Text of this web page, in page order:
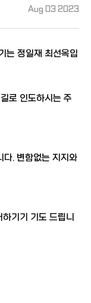
Aug 03 2023
는 정일재 최선옥입
로 인도하시는 주
. 변함없는 지지와
기기 기도 드립니